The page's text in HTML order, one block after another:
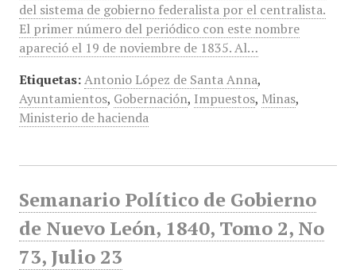
del sistema de gobierno federalista por el centralista.
El primer número del periódico con este nombre
apareció el 19 de noviembre de 1835. Al…
Etiquetas: Antonio López de Santa Anna,
Ayuntamientos, Gobernación, Impuestos, Minas,
Ministerio de hacienda
Semanario Político de Gobierno
de Nuevo León, 1840, Tomo 2, No
73, Julio 23